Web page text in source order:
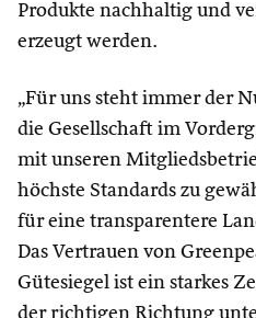
Produkte nachhaltig und
erzeugt werden.
„Für uns steht immer der
die Gesellschaft im
mit unseren
höchste Standards zu
für eine transparentere
Das Vertrauen von
Gütesiegel ist ein starkes
der richtigen Richtung